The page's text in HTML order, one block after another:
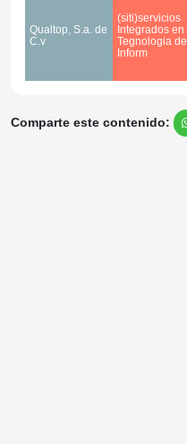
Qualtop, S.a. de
C.v
(siti)servicios
Integrados en
Tegnologia de
Inform
Comparte este contenido: